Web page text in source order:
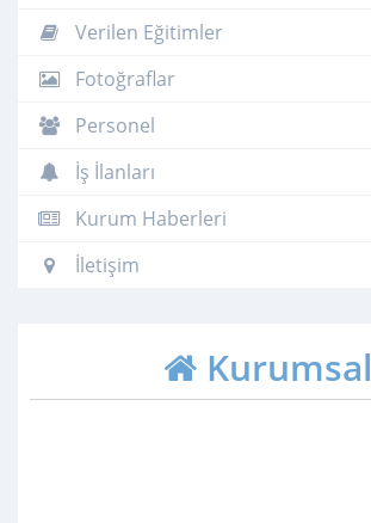
Verilen Eğitimler
Fotoğraflar
Personel
İş İlanları
Kurum Haberleri
İletişim
Kurumsal